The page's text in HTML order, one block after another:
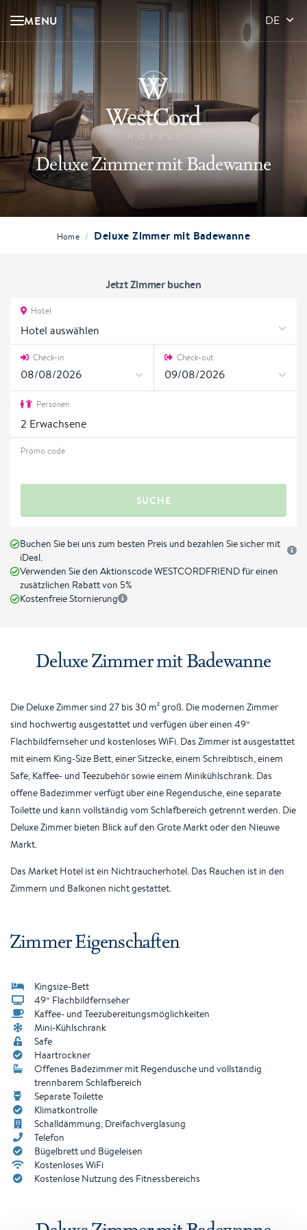
MENU DE
Deluxe Zimmer mit Badewanne
Home / Deluxe Zimmer mit Badewanne
Jetzt Zimmer buchen
Hotel
Hotel auswählen
Check-in Check-out
Personen
2 Erwachsene
Promo code
SUCHE
Buchen Sie bei uns zum besten Preis und bezahlen Sie sicher mit
iDeal.
Verwenden Sie den Aktionscode WESTCORDFRIEND für einen
zusätzlichen Rabatt von 5%
Kostenfreie Stornierung
Deluxe Zimmer mit Badewanne
Die Deluxe Zimmer sind 27 bis 30 m² groß. Die modernen Zimmer
sind hochwertig ausgestattet und verfügen über einen 49“
Flachbildfernseher und kostenloses WiFi. Das Zimmer ist ausgestattet
mit einem King-Size Bett, einer Sitzecke, einem Schreibtisch, einem
Safe, Kaffee- und Teezubehör sowie einem Minikühlschrank. Das
offene Badezimmer verfügt über eine Regendusche, eine separate
Toilette und kann vollständig vom Schlafbereich getrennt werden. Die
Deluxe Zimmer bieten Blick auf den Grote Markt oder den Nieuwe
Markt.
Das Market Hotel ist ein Nichtraucherhotel. Das Rauchen ist in den
Zimmern und Balkonen nicht gestattet.
Zimmer Eigenschaften
Kingsize-Bett
49“ Flachbildfernseher
Kaffee- und Teezubereitungsmöglichkeiten
Mini-Kühlschrank
Safe
Haartrockner
Offenes Badezimmer mit Regendusche und vollständig
trennbarem Schlafbereich
Separate Toilette
Klimatkontrolle
Schalldämmung, Dreifachverglasung
Telefon
Bügelbrett und Bügeleisen
Kostenloses WiFi
Kostenlose Nutzung des Fitnessbereichs